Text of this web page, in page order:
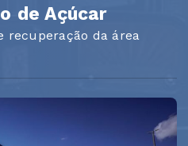
de Açúcar
recuperação da área